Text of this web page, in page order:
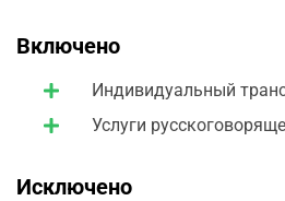
Включено
Индивидуальный
Услуги
Исключено